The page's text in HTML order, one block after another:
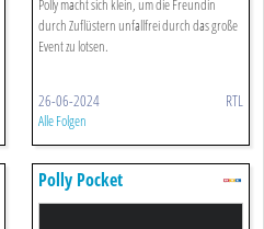
Polly macht sich klein, um die Freundin
durch Zuflüstern unfallfrei durch das große
Event zu lotsen.
26-06-2024 RTL
Alle Folgen
Polly Pocket